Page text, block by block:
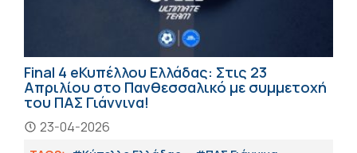
Final 4 eΚυπέλλου Ελλάδας: Στις 23
Απριλίου στο Πανθεσσαλικό με συμμετοχή
του ΠΑΣ Γιάννινα!
23-04-2026